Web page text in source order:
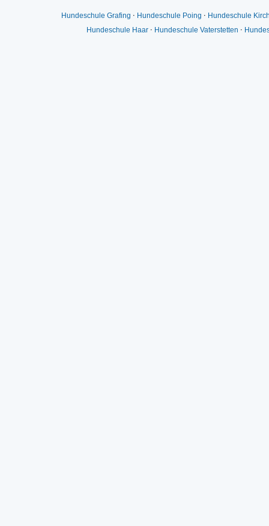
Hundeschule Grafing ⋅ Hundeschule Poing ⋅ Hundeschule
Hundeschule Haar ⋅ Hundeschule Vaterstetten ⋅